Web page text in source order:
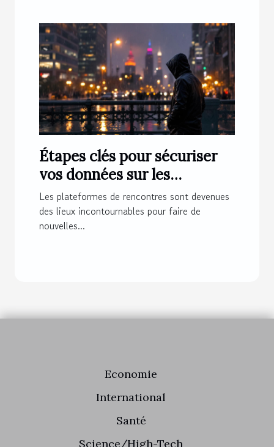
Étapes clés pour sécuriser
vos données sur les
plateformes de rencontres
Les plateformes de rencontres sont devenues
des lieux incontournables pour faire de
nouvelles...
Economie
International
Santé
Science/High-Tech